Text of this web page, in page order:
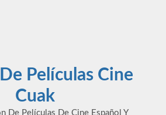
Películas Cine
Cuak
De Películas De Cine Español Y